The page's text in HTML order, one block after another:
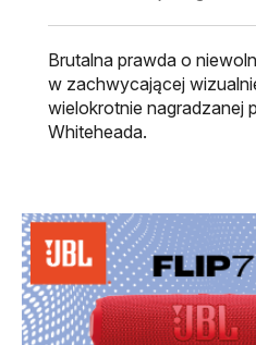
Brutalna prawda o
w zachwycającej
wielokrotnie nagradzanej
Whiteheada.